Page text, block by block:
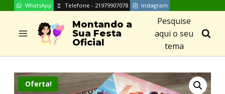
Skip
content
WhatsApp Telefone - 21979907078 Instagram
Montando a
Sua Festa
Oficial
Pesquise
aqui o seu
tema
Oferta!